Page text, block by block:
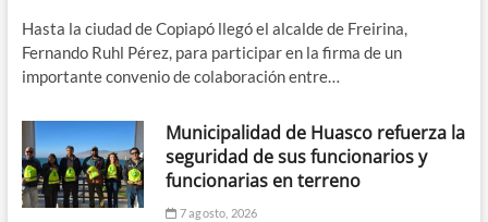
Hasta la ciudad de Copiapó llegó el alcalde de Freirina,
Fernando Ruhl Pérez, para participar en la firma de un
importante convenio de colaboración entre…
Municipalidad de Huasco refuerza la
seguridad de sus funcionarios y
funcionarias en terreno
7 agosto, 2026